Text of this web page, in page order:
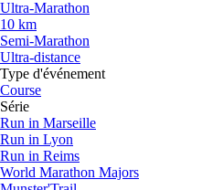
Ultra-Marathon
10 km
Semi-Marathon
Ultra-distance
Type d'événement
Course
Série
Run in Marseille
Run in Lyon
Run in Reims
World Marathon Majors